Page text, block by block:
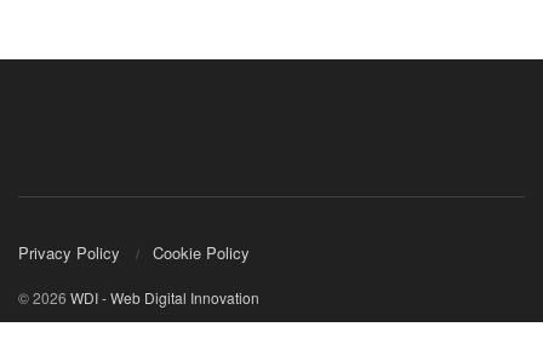
Privacy Policy Cookie Policy
© 2026 WDI - Web Digital Innovation